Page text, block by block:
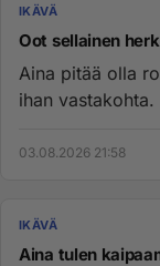
IKÄVÄ
Oot sellainen
Aina pitää olla
ihan vastakohta. Mut mä tykkään sun herkäst puolest
03.08.2026 21:58
IKÄVÄ
Aina tulen